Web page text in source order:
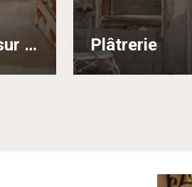
Réalisation d'escalier sur voûte sarrasine sur Saint Tropez Plâtrerie